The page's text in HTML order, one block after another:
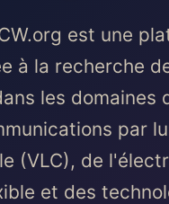
est une
à la recherche
les domaines
par
(VLC), de
et des